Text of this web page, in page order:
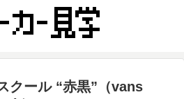
クール “赤黒”（vans